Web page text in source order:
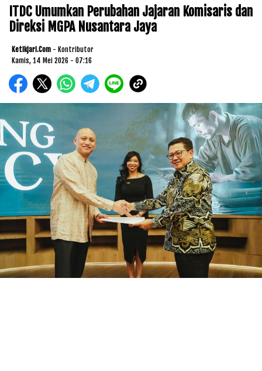
ITDC Umumkan Perubahan Jajaran Komisaris dan
Direksi MGPA Nusantara Jaya
Ketikjari.com - Kontributor
Kamis, 14 Mei 2026 - 07:16